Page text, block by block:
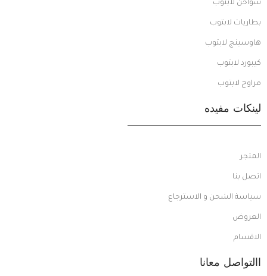
شواحن لابتوب
بطاريات لابتوب
هاوسينج لابتوب
كيبورد لابتوب
مراوح لابتوب
لينكات مفيده
المتجر
اتصل بنا
سياسة الشحن و الاسترجاع
العروض
الاقسام
االتواصل معانا